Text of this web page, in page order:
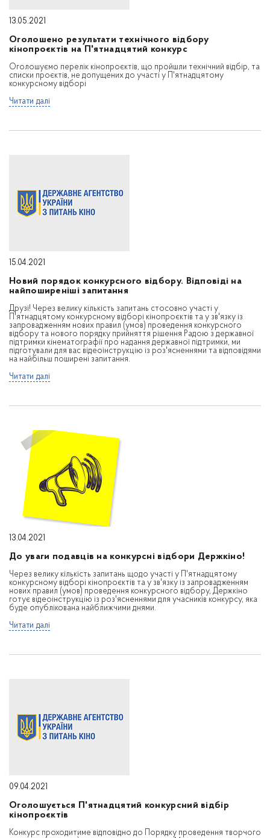
13.05.2021
Оголошено результати технічного відбору
кінопроєктів на П'ятнадцятий конкурс
Оголошуємо перелік кінопроєктів, що пройшли технічний відбір, та
списки проєктів, не допущених до участі у П'ятнадцятому
конкурсному відборі
Читати далі
15.04.2021
Новий порядок конкурсного відбору. Відповіді на
найпоширеніші запитання
Друзі! Через велику кількість запитань стосовно участі у
П'ятнадцятому конкурсному відборі кінопроєктів та у зв'язку із
запровадженням нових правил (умов) проведення конкурсного
відбору та нового порядку прийняття рішення Радою з державної
підтримки кінематографії про надання державної підтримки, ми
підготували для вас відеоінструкцію із роз'ясненнями та відповідями
на найбільш поширені запитання.
Читати далі
13.04.2021
До уваги подавців на конкурсні відбори Держкіно!
Через велику кількість запитань щодо участі у П'ятнадцятому
конкурсному відборі кінопроєктів та у зв'язку із запровадженням
нових правил (умов) проведення конкурсного відбору, Держкіно
готує відеоінструкцію із роз'ясненнями для учасників конкурсу, яка
буде опублікована найближчими днями.
Читати далі
09.04.2021
Оголошується П'ятнадцятий конкурсний відбір
кінопроєктів
Конкурс проходитиме відповідно до Порядку проведення творчого